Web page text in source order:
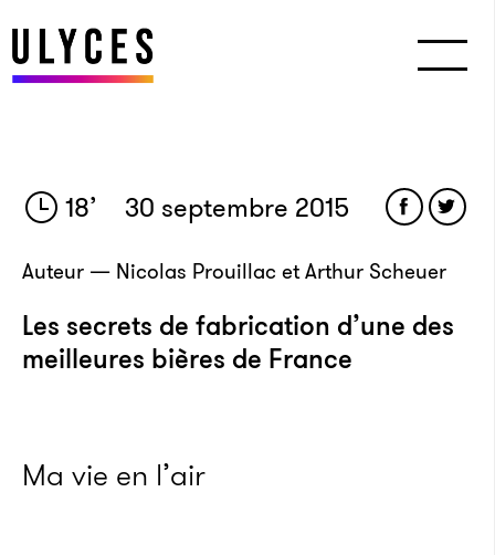
18’ 30 septembre 2015
Auteur — Nicolas Prouillac et Arthur Scheuer
Les secrets de fabrication d’une des
meilleures bières de France
Ma vie en l’air